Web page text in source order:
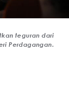
teguran dari
Perdagangan.